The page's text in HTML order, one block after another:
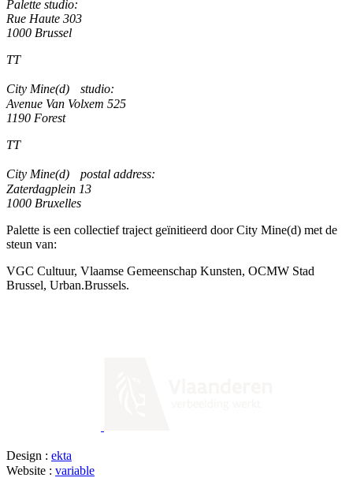
Palette studio:
Rue Haute 303
1000 Brussel
TT
City Mine(d) studio:
Avenue Van Volxem 525
1190 Forest
TT
City Mine(d) postal address:
Zaterdagplein 13
1000 Bruxelles
Palette is een collectief traject geïnitieerd door City Mine(d) met de
steun van:
VGC Cultuur, Vlaamse Gemeenschap Kunsten, OCMW Stad
Brussel, Urban.Brussels.
Design : ekta
Website : variable